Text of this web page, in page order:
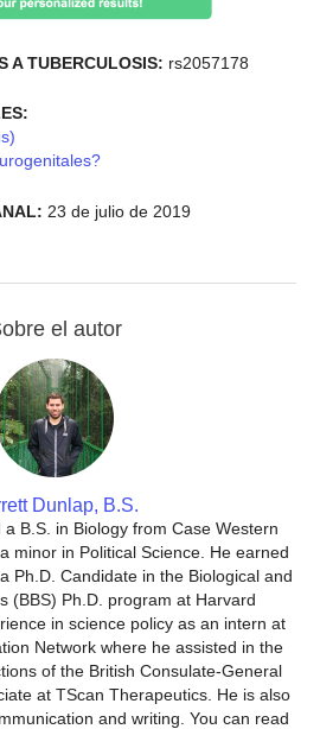
A TUBERCULOSIS: rs2057178
23 de julio de 2019
el autor
Dunlap, B.S.
B.S. in Biology from Case Western
minor in Political Science. He earned
Ph.D. Candidate in the Biological and
(BBS) Ph.D. program at Harvard
in science policy as an intern at
Network where he assisted in the
of the British Consulate-General
at TScan Therapeutics. He is also
and writing. You can read